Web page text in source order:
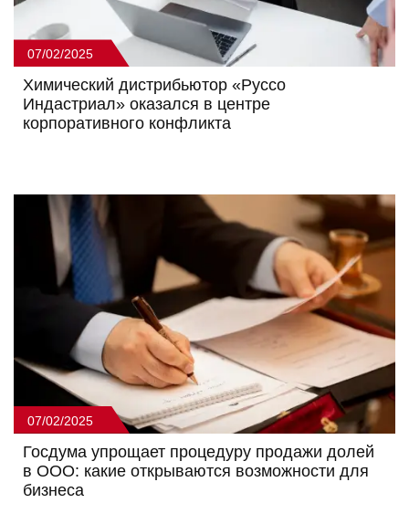
07/02/2025
Химический дистрибьютор «Руссо
Индастриал» оказался в центре
корпоративного конфликта
07/02/2025
Госдума упрощает процедуру продажи долей
в ООО: какие открываются возможности для
бизнеса